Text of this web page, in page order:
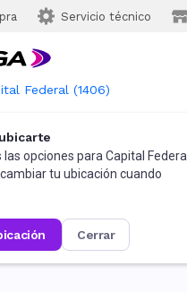
Servicio técnico
Federal (1406)
opciones para Capital Federal
tu ubicación cuando
cerrar